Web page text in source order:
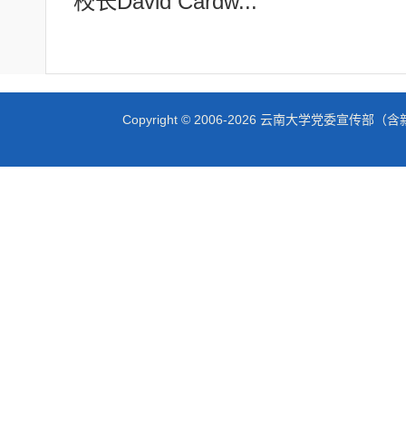
Copyright © 2006-2026 云南大学党委宣传部（含